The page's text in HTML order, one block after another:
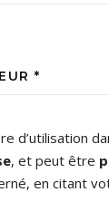
*
d’utilisation
, et peut être
en citant